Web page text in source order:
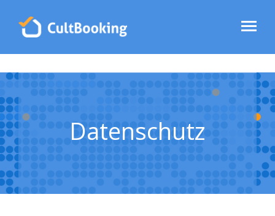
Datenschutz